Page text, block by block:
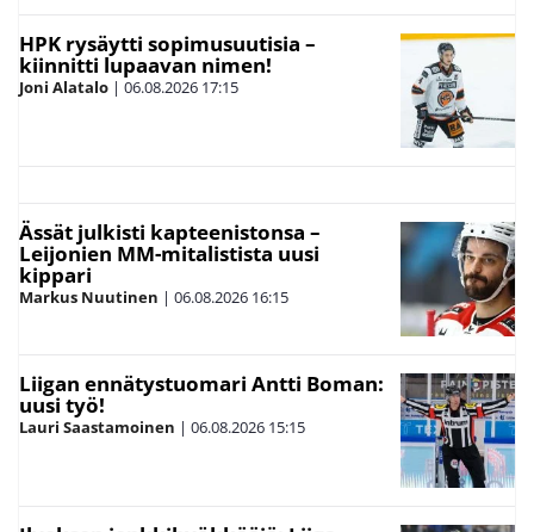
HPK rysäytti sopimusuutisia –
kiinnitti lupaavan nimen!
Joni Alatalo | 06.08.2026 17:15
Ässät julkisti kapteenistonsa –
Leijonien MM-mitalistista uusi
kippari
Markus Nuutinen | 06.08.2026 16:15
Liigan ennätystuomari Antti Boman:
uusi työ!
Lauri Saastamoinen | 06.08.2026 15:15